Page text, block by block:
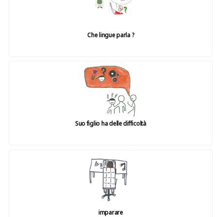
Che lingue parla ?
Suo figlio ha delle difficoltà
imparare